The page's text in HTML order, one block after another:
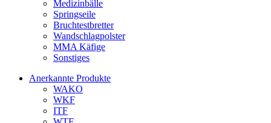
Medizinbälle
Springseile
Bruchtestbretter
Wandschlagpolster
MMA Käfige
Sonstiges
Anerkannte Produkte
WAKO
WKF
ITF